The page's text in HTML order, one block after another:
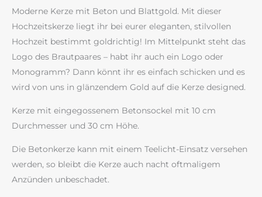
Moderne Kerze mit Beton und Blattgold. Mit dieser
Hochzeitskerze liegt ihr bei eurer eleganten, stilvollen
Hochzeit bestimmt goldrichtig! Im Mittelpunkt steht das
Logo des Brautpaares – habt ihr auch ein Logo oder
Monogramm? Dann könnt ihr es einfach schicken und es
wird von uns in glänzendem Gold auf die Kerze designed.
Kerze mit eingegossenem Betonsockel mit 10 cm
Durchmesser und 30 cm Höhe.
Die Betonkerze kann mit einem Teelicht-Einsatz versehen
werden, so bleibt die Kerze auch nacht oftmaligem
Anzünden unbeschadet.